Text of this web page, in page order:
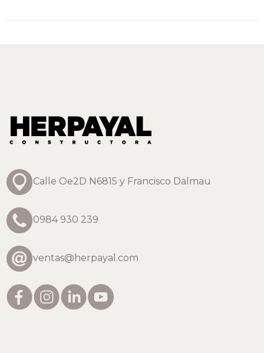
Calle Oe2D N6815 y Francisco Dalmau
0984 930 239
ventas@herpayal.com